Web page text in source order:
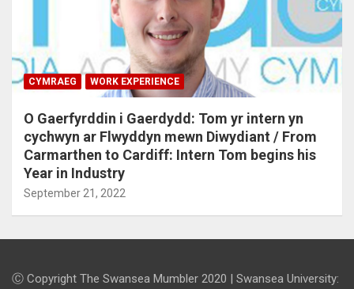
CYMRAEG WORK EXPERIENCE
O Gaerfyrddin i Gaerdydd: Tom yr intern yn
cychwyn ar Flwyddyn mewn Diwydiant / From
Carmarthen to Cardiff: Intern Tom begins his
Year in Industry
September 21, 2022
Ⓒ Copyright The Swansea Mumbler 2020 | Swansea University: